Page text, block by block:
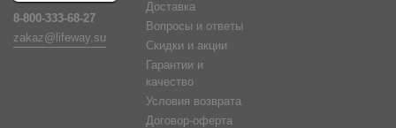
8-800-333-68-27
zakaz@lifeway.su
Доставка
Вопросы и ответы
Скидки и акции
Гарантии и
качество
Условия возврата
Договор-оферта